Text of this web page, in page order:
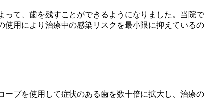
て、歯を残すことができるようになりました。当院で
用により治療中の感染リスクを最小限に抑えているの
プを使用して症状のある歯を数十倍に拡大し、治療の